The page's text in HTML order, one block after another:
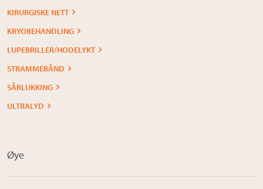
KIRURGISKE NETT
KRYOBEHANDLING
LUPEBRILLER/HODELYKT
STRAMMEBÅND
SÅRLUKKING
ULTRALYD
Øye